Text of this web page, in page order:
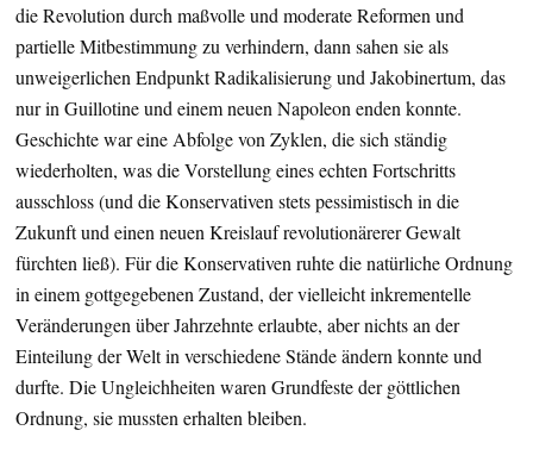
die Revolution durch maßvolle und moderate Reformen und
partielle Mitbestimmung zu verhindern, dann sahen sie als
unweigerlichen Endpunkt Radikalisierung und Jakobinertum, das
nur in Guillotine und einem neuen Napoleon enden konnte.
Geschichte war eine Abfolge von Zyklen, die sich ständig
wiederholten, was die Vorstellung eines echten Fortschritts
ausschloss (und die Konservativen stets pessimistisch in die
Zukunft und einen neuen Kreislauf revolutionärerer Gewalt
fürchten ließ). Für die Konservativen ruhte die natürliche Ordnung
in einem gottgegebenen Zustand, der vielleicht inkrementelle
Veränderungen über Jahrzehnte erlaubte, aber nichts an der
Einteilung der Welt in verschiedene Stände ändern konnte und
durfte. Die Ungleichheiten waren Grundfeste der göttlichen
Ordnung, sie mussten erhalten bleiben.